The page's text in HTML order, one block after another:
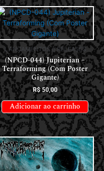
LANÇAMENTOS // RELEASES
(NPCD-044) Jupiterian –
Terraforming (Com Poster
Gigante)
R$50,00
Adicionar ao carrinho